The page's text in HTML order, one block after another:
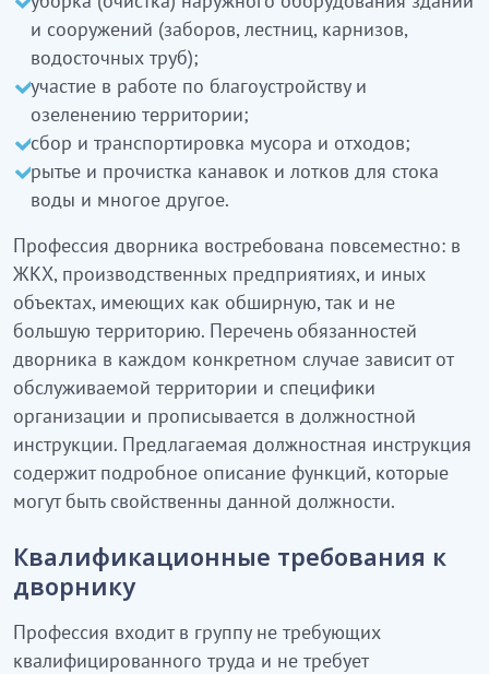
и сооружений (заборов, лестниц, карнизов,
водосточных труб);
участие в работе по благоустройству и
озеленению территории;
сбор и транспортировка мусора и отходов;
рытье и прочистка канавок и лотков для стока
воды и многое другое.
Профессия дворника востребована повсеместно: в
ЖКХ, производственных предприятиях, и иных
объектах, имеющих как обширную, так и не
большую территорию. Перечень обязанностей
дворника в каждом конкретном случае зависит от
обслуживаемой территории и специфики
организации и прописывается в должностной
инструкции. Предлагаемая должностная инструкция
содержит подробное описание функций, которые
могут быть свойственны данной должности.
Квалификационные требования к
дворнику
Профессия входит в группу не требующих
квалифицированного труда и не требует